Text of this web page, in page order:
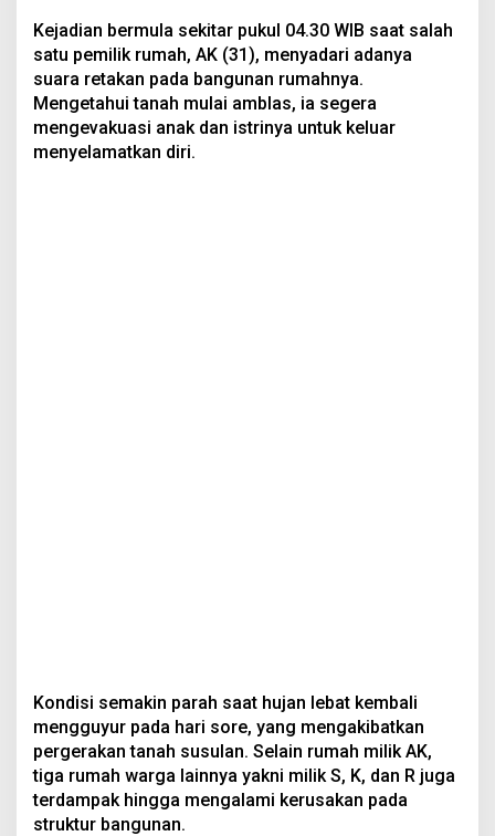
Kejadian bermula sekitar pukul 04.30 WIB saat salah
satu pemilik rumah, AK (31), menyadari adanya
suara retakan pada bangunan rumahnya.
Mengetahui tanah mulai amblas, ia segera
mengevakuasi anak dan istrinya untuk keluar
menyelamatkan diri.
Kondisi semakin parah saat hujan lebat kembali
mengguyur pada hari sore, yang mengakibatkan
pergerakan tanah susulan. Selain rumah milik AK,
tiga rumah warga lainnya yakni milik S, K, dan R juga
terdampak hingga mengalami kerusakan pada
struktur bangunan.